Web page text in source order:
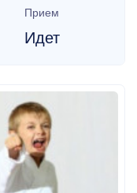
Прием
Идет